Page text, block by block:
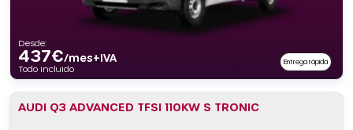
Desde:
437€/mes+IVA
Todo incluido
Entrega rápida
AUDI Q3 ADVANCED TFSI 110KW S TRONIC